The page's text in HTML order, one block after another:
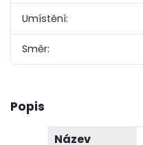
Popis
Název
Umístění:
Směr: